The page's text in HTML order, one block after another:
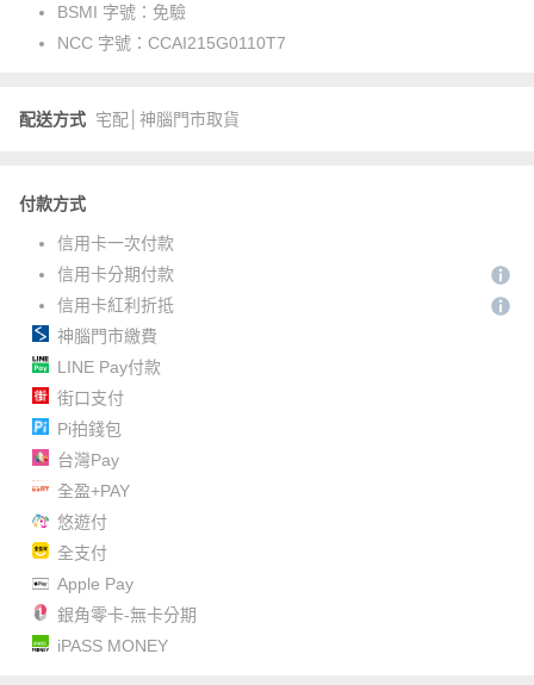
BSMI 字號： 免驗
NCC 字號： CCAI215G0110T7
配送方式 宅配│神腦門市取貨
付款方式
信用卡一次付款
信用卡分期付款
信用卡紅利折抵
神腦門市繳費
LINE Pay付款
街口支付
Pi拍錢包
台灣Pay
全盈+PAY
悠遊付
全支付
Apple Pay
銀角零卡-無卡分期
iPASS MONEY